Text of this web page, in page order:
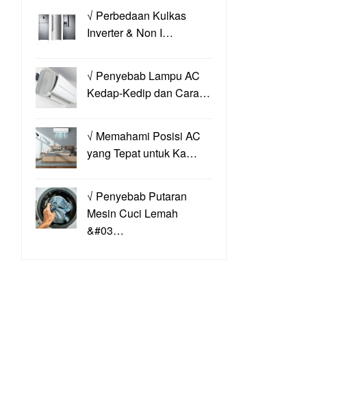
√ Perbedaan Kulkas
Inverter & Non I…
√ Penyebab Lampu AC
Kedap-Kedip dan Cara…
√ Memahami Posisi AC
yang Tepat untuk Ka…
√ Penyebab Putaran
Mesin Cuci Lemah
&#03…